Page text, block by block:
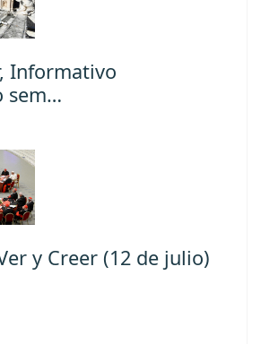
Informativo
sem…
y Creer (12 de julio)